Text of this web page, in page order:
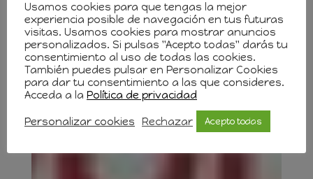
Usamos cookies para que tengas la mejor
experiencia posible de navegación en tus futuras
visitas. Usamos cookies para mostrar anuncios
personalizados. Si pulsas "Acepto todas" darás tu
consentimiento al uso de todas las cookies.
También puedes pulsar en Personalizar Cookies
para dar tu consentimiento a las que consideres.
Acceda a la Política de privacidad
Personalizar cookies Rechazar Acepto todas